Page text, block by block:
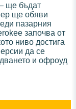
ще бъдат
ще обяви
пазарния
започва от
ниво достига
да се
и офроуд